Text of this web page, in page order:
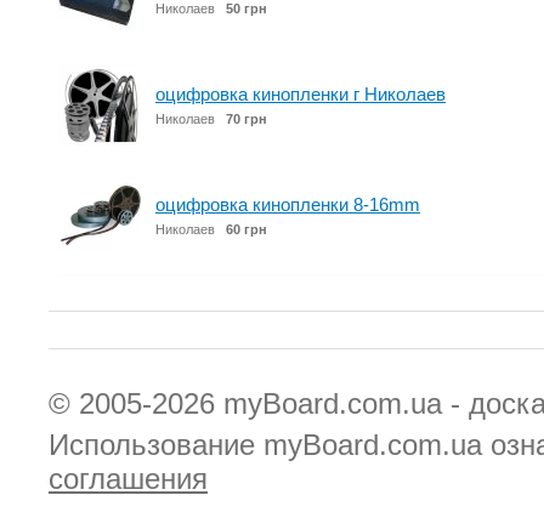
Николаев 50 грн
оцифровка кинопленки г Николаев
Николаев 70 грн
оцифровка кинопленки 8-16mm
Николаев 60 грн
© 2005-2026 myBoard.com.ua -
Использование myBoard.com.ua
соглашения